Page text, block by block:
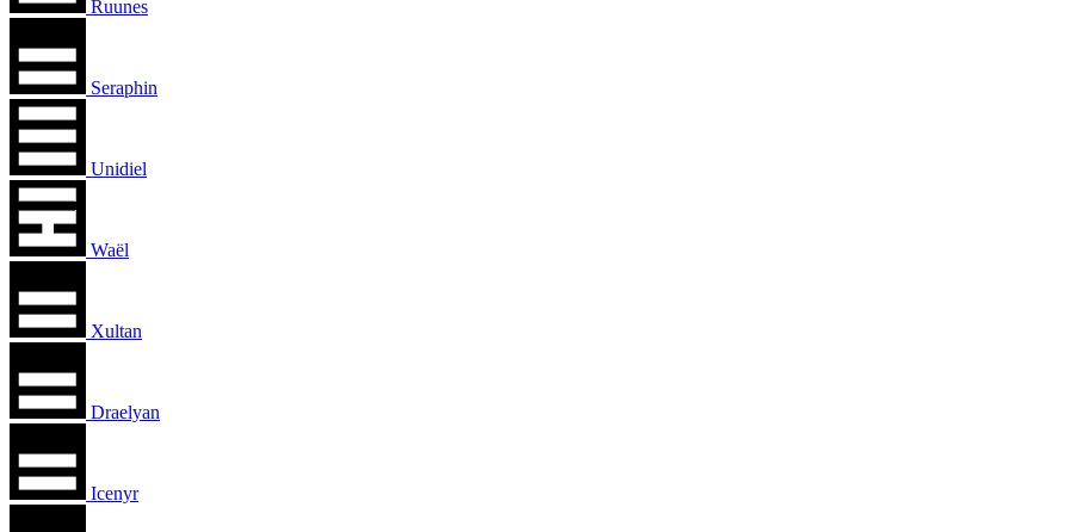
Ruunes
Seraphin
Unidiel
Waël
Xultan
Draelyan
Icenyr